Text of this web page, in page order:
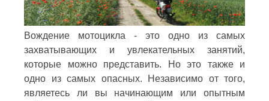
Вождение мотоцикла - это одно из самых
захватывающих и увлекательных занятий,
которые можно представить. Но это также и
одно из самых опасных. Независимо от того,
являетесь ли вы начинающим или опытным